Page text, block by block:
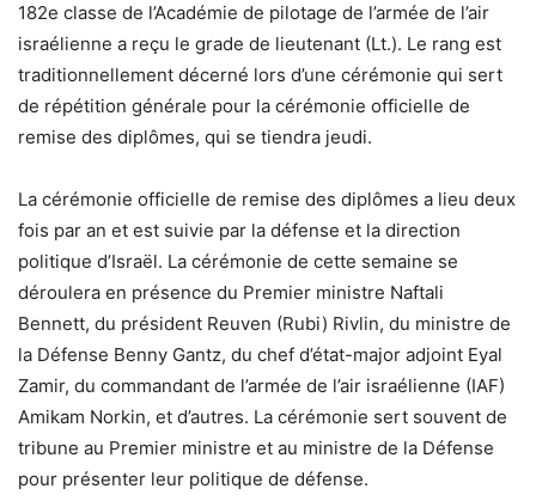
182e classe de l’Académie de pilotage de l’armée de l’air
israélienne a reçu le grade de lieutenant (Lt.). Le rang est
traditionnellement décerné lors d’une cérémonie qui sert
de répétition générale pour la cérémonie officielle de
remise des diplômes, qui se tiendra jeudi.
La cérémonie officielle de remise des diplômes a lieu deux
fois par an et est suivie par la défense et la direction
politique d’Israël. La cérémonie de cette semaine se
déroulera en présence du Premier ministre Naftali
Bennett, du président Reuven (Rubi) Rivlin, du ministre de
la Défense Benny Gantz, du chef d’état-major adjoint Eyal
Zamir, du commandant de l’armée de l’air israélienne (IAF)
Amikam Norkin, et d’autres. La cérémonie sert souvent de
tribune au Premier ministre et au ministre de la Défense
pour présenter leur politique de défense.